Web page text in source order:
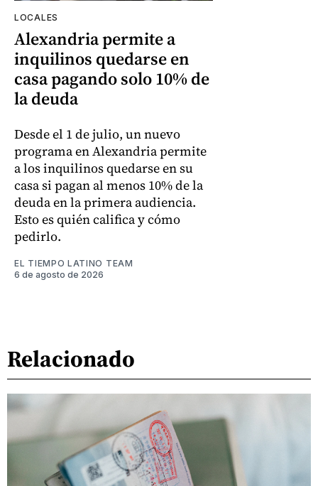
LOCALES
Alexandria permite a
inquilinos quedarse en
casa pagando solo 10% de
la deuda
Desde el 1 de julio, un nuevo
programa en Alexandria permite
a los inquilinos quedarse en su
casa si pagan al menos 10% de la
deuda en la primera audiencia.
Esto es quién califica y cómo
pedirlo.
EL TIEMPO LATINO TEAM
6 de agosto de 2026
Relacionado